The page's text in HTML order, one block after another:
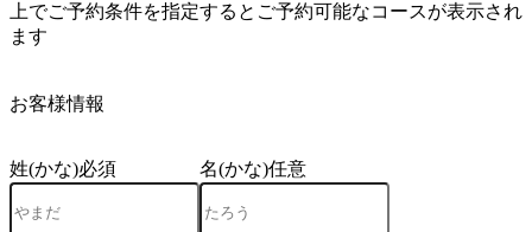
上でご予約条件を指定するとご予約可能なコースが表示され
ます
お客様情報
姓(かな)必須 名(かな)任意